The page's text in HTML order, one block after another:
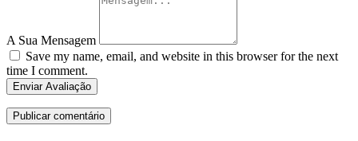
A Sua Mensagem
Save my name, email, and website in this browser for the next
time I comment.
Enviar Avaliação